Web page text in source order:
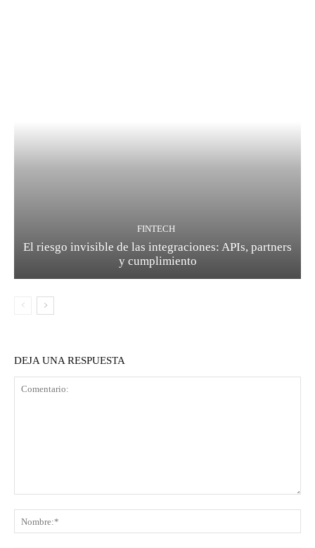
FINTECH
El riesgo invisible de las integraciones: APIs, partners
y cumplimiento
DEJA UNA RESPUESTA